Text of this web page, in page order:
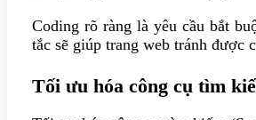
Coding rõ ràng là yêu cầu bắt
tắc sẽ giúp trang web tránh được
Tối ưu hóa công cụ tìm